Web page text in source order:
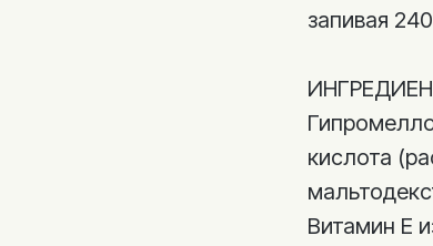
запивая
кислота
Витамин E